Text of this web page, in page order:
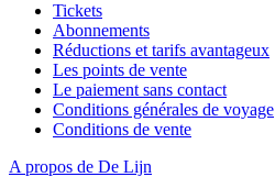
Tickets
Abonnements
Réductions et tarifs avantageux
Les points de vente
Le paiement sans contact
Conditions générales de voyage
Conditions de vente
A propos de De Lijn